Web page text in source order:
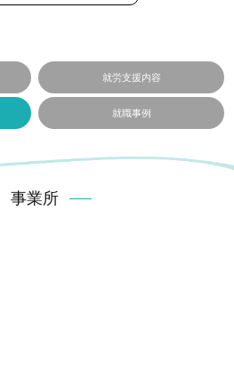
就労支援内容
就職事例
事業所